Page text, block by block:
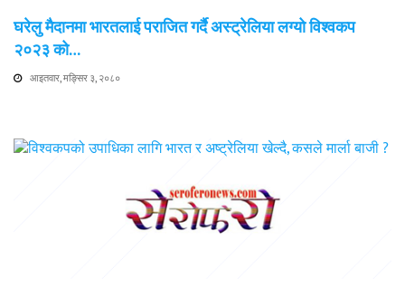
घरेलु मैदानमा भारतलाई पराजित गर्दै अस्ट्रेलिया लग्यो विश्वकप
२०२३ को…
आइतवार, मङ्सिर ३, २०८०